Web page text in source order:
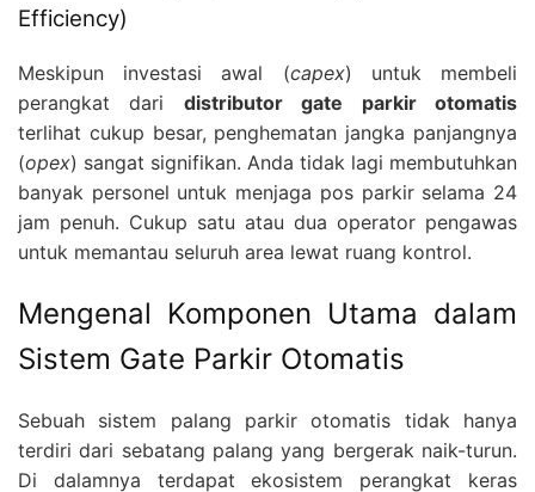
Efficiency)
Meskipun investasi awal (capex) untuk membeli
perangkat dari distributor gate parkir otomatis
terlihat cukup besar, penghematan jangka panjangnya
(opex) sangat signifikan. Anda tidak lagi membutuhkan
banyak personel untuk menjaga pos parkir selama 24
jam penuh. Cukup satu atau dua operator pengawas
untuk memantau seluruh area lewat ruang kontrol.
Mengenal Komponen Utama dalam
Sistem Gate Parkir Otomatis
Sebuah sistem palang parkir otomatis tidak hanya
terdiri dari sebatang palang yang bergerak naik-turun.
Di dalamnya terdapat ekosistem perangkat keras